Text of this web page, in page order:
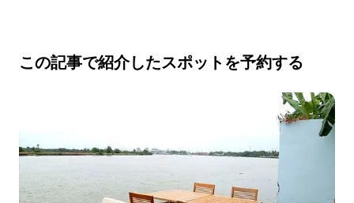
この記事で紹介したスポットを予約する